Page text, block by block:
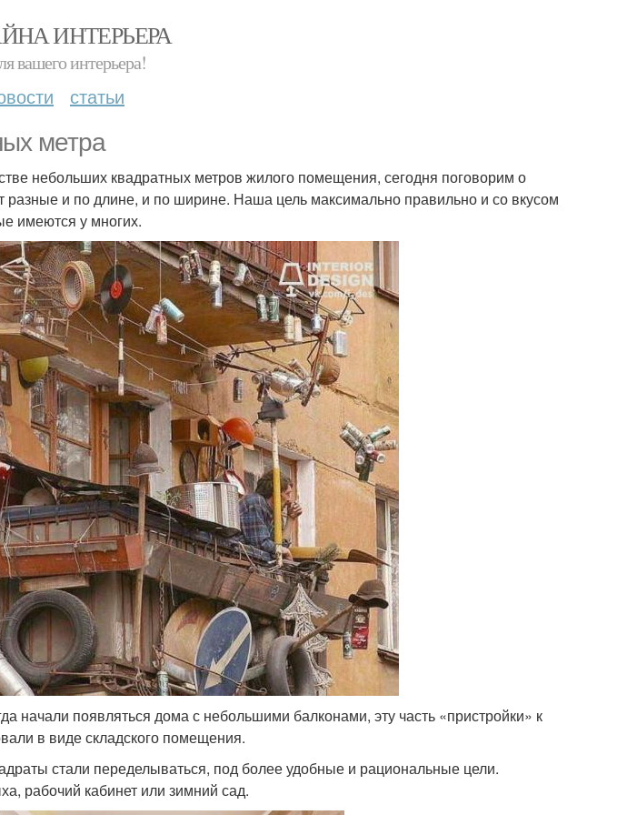
ИНТЕРЬЕРА
вашего интерьера!
статьи
метра
небольших квадратных метров жилого помещения, сегодня поговорим о
и по длине, и по ширине. Наша цель максимально правильно и со вкусом
имеются у многих.
начали появляться дома с небольшими балконами, эту часть «пристройки» к
в виде складского помещения.
стали переделываться, под более удобные и рациональные цели.
рабочий кабинет или зимний сад.